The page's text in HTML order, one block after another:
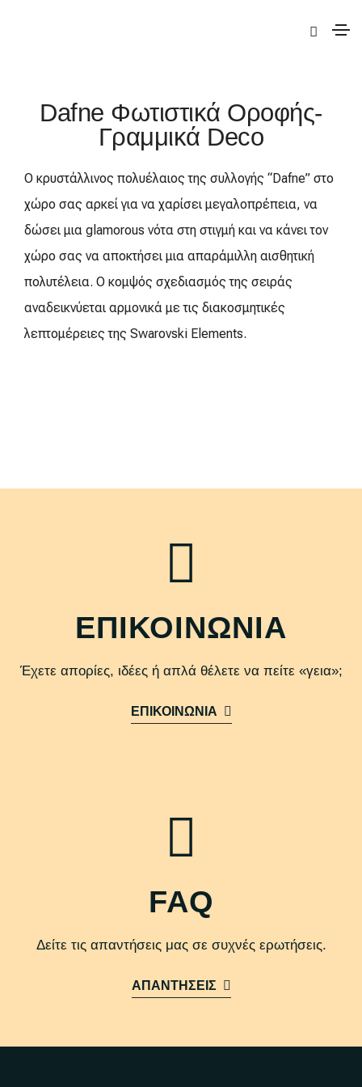
Dafne Φωτιστικά Οροφής-
Γραμμικά Deco
Ο κρυστάλλινος πολυέλαιος της συλλογής “Dafne” στο
χώρο σας αρκεί για να χαρίσει μεγαλοπρέπεια, να
δώσει μια glamorous νότα στη στιγμή και να κάνει τον
χώρο σας να αποκτήσει μια απαράμιλλη αισθητική
πολυτέλεια. Ο κομψός σχεδιασμός της σειράς
αναδεικνύεται αρμονικά με τις διακοσμητικές
λεπτομέρειες της Swarovski Elements.
ΕΠΙΚΟΙΝΩΝΙΑ
Έχετε απορίες, ιδέες ή απλά θέλετε να πείτε «γεια»;
ΕΠΙΚΟΙΝΩΝΙΑ
FAQ
Δείτε τις απαντήσεις μας σε συχνές ερωτήσεις.
ΑΠΑΝΤΗΣΕΙΣ